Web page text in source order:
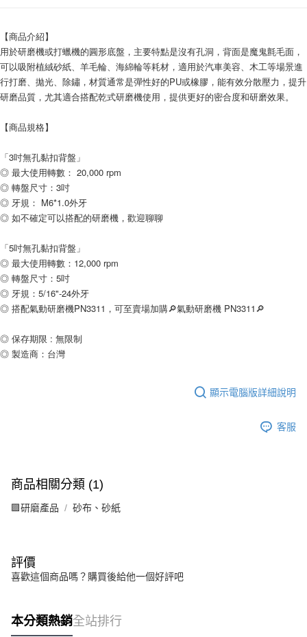
新竹物流(大件商品、貨量較大)
每筆NT$200，滿NT$5,000(含以上)免運費
【商品介紹】
用於研磨機或打蠟機的圓形底盤，主要特點是沒有孔洞，背面是魔鬼氈毛面，
可以吸附植絨砂紙、羊毛輪、海綿輪等耗材，適用於汽車美容、木工等場景進
行打磨、拋光、除鏽，材質通常是彈性好的PU或橡膠，能有效分散壓力，提升
研磨品質，尤其適合搭配乾式研磨機使用，提供更好的密合度和研磨效果。
【商品規格】
「3吋無孔黏扣背盤」
◎ 最大使用轉數： 20,000 rpm
◎ 轉盤尺寸：3吋
◎ 牙規： M6*1.0外牙
◎ 如不確定可以搭配的研磨機，歡迎聊聊
「5吋無孔黏扣背盤」
◎ 最大使用轉數：12,000 rpm
◎ 轉盤尺寸：5吋
◎ 牙規：5/16"-24外牙
◎ 搭配氣動研磨機PN3311，可至賣場加購🔎氣動研磨機 PN3311🔎
◎ 保存期限 : 無限制
◎ 製造商：台灣
顯示電腦版詳細說明
客服
商品相關分類 (1)
🟪研磨產品 砂布、砂紙
評價
喜歡這個商品嗎？購買後給他一個好評吧
本分類熱銷全站排行